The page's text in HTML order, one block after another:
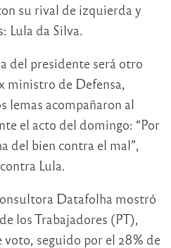
su rival de izquierda y
Lula da Silva.
del presidente será otro
ministro de Defensa,
lemas acompañaron al
el acto del domingo: “Por
del bien contra el mal”,
Lula.
Datafolha mostró
los Trabajadores (PT),
voto, seguido por el 28% de